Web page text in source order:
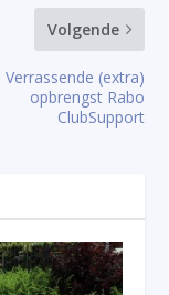
Volgende
Verrassende (extra)
opbrengst Rabo
ClubSupport